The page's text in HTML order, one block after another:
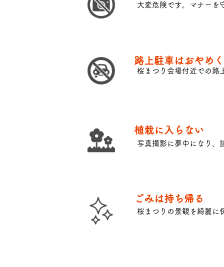
大変危険です。マナーを
路上駐車はおやめ
桜まつり会場付近での路
植栽に入らない
写真撮影に夢中になり、
​ごみは持ち帰る
桜まつりの景観を綺麗に